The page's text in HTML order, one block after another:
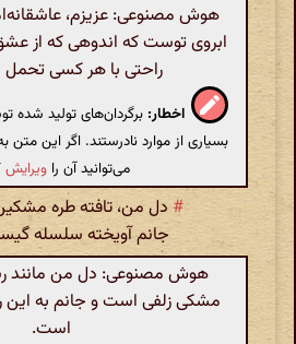
هوش مصنوعی: عزیزم،
ابروی توست که اندوهی که از
راحتی با هر کسی
اخطار: برگردان‌های تولید
بسیاری از موارد نادرستند. اگر این
می‌توانید آن را ویرایش
# دل من، تافته طره
جانم آویخته سلسله
هوش مصنوعی: دل من مانند
مشکی زلفی است و جانم به این
است.